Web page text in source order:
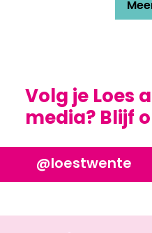
Volg je Loes
media? Blijf
@loestwente